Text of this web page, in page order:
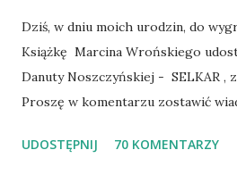
Dziś, w dniu moich urodzin, do
Książkę Marcina Wrońskiego
Danuty Noszczyńskiej - SELKAR ,
Proszę w komentarzu zostawić
Losowanie odbędzie się w
UDOSTĘPNIJ 70 KOMENTARZY